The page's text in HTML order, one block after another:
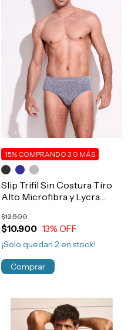
Slip Trifil Sin Costura Tiro
Alto Microfibra y Lycra
$10.900
$12.500
13% OFF
15% COMPRANDO 3 O MÁS
¡Solo quedan 2en stock!
Comprar